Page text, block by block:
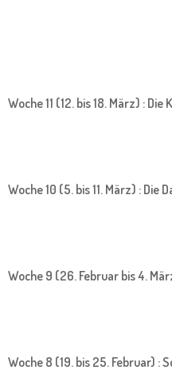
Woche 11 (12. bis 18. März) :
Woche 10 (5. bis 11. März) : Die
Woche 9 (26. Februar bis 4.
Woche 8 (19. bis 25. Februar) :